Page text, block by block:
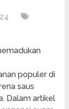
populer di
saus
Dalam artikel